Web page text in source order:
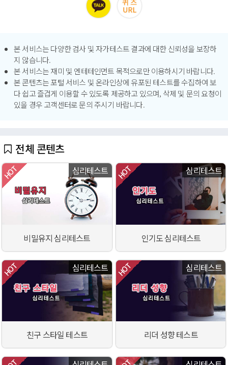
본 서비스는 다양한 검사 및 자가테스트 결과에 대한 신뢰성을 보장하
지 않습니다.
본 서비스는 재미 및 엔테테인먼트 목적으로만 이용하시기 바랍니다.
본 콘텐츠는 포털 서비스 및 온라인상에 유포된 테스트를 수집하여 보
다 쉽고 즐겁게 이용할 수 있도록 제공하고 있으며, 삭제 및 문의 요청이
있을 경우 고객센터로 문의 주시기 바랍니다.
전체 콘텐츠
심리테스트
비밀유지 심리테스트
심리테스트
인기도 심리테스트
심리테스트
친구 스타일 테스트
심리테스트
리더 성향 테스트